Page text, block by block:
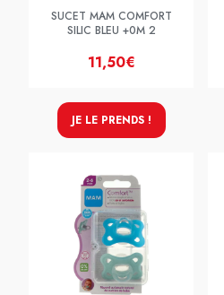
SUCET MAM COMFORT
SILIC BLEU +0M 2
11,50€
JE LE PRENDS !